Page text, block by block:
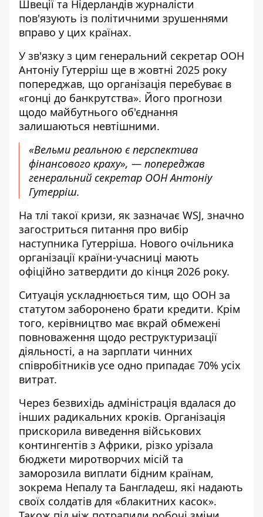
Швеції та Нідерландів журналісти
пов'язують із політичними зрушеннями
вправо у цих країнах.
У зв'язку з цим генеральний секретар ООН
Антоніу Гутерріш ще в жовтні 2025 року
попереджав, що організація перебуває в
«гонці до банкрутства». Його прогнози
щодо майбутнього об'єднання
залишаються невтішними.
«Вельми реальною є перспектива
фінансового краху», — попереджав
генеральний секретар ООН Антоніу
Гутерріш.
На тлі такої кризи, як зазначає WSJ, значно
загостриться питання про вибір
наступника Гутерріша. Нового очільника
організації країни-учасниці мають
офіційно затвердити до кінця 2026 року.
Ситуація ускладнюється тим, що ООН за
статутом заборонено брати кредити. Крім
того, керівництво має вкрай обмежені
повноваження щодо реструктуризації
діяльності, а на зарплати чинних
співробітників усе одно припадає 70% усіх
витрат.
Через безвихідь адміністрація вдалася до
інших радикальних кроків. Організація
прискорила виведення військових
контингентів з Африки, різко урізала
бюджети миротворчих місій та
заморозила виплати бідним країнам,
зокрема Непалу та Бангладеш, які надають
своїх солдатів для «блакитних касок».